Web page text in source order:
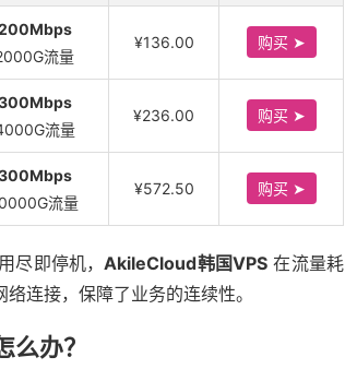
流量
¥136.00 购买 ➤
流量
¥236.00 购买 ➤
流量
¥572.50 购买 ➤
尽即停机，AkileCloud韩国VPS 在流量耗
连接，保障了业务的连续性。
办？